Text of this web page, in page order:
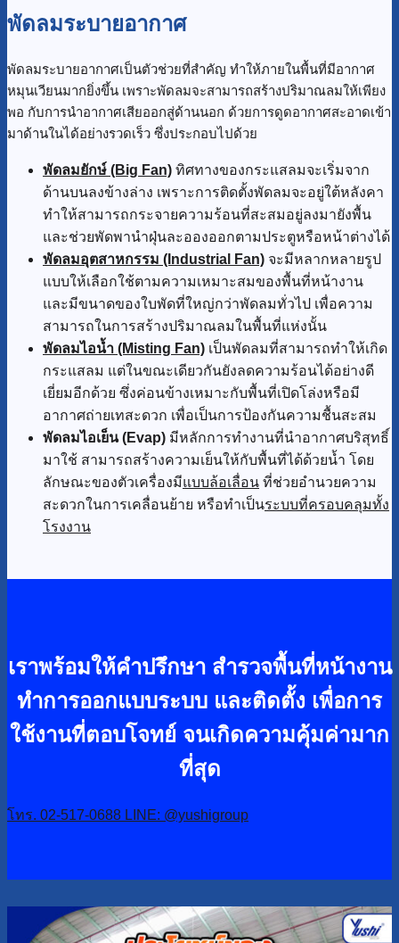
พัดลมระบายอากาศ
พัดลมระบายอากาศเป็นตัวช่วยที่สำคัญ ทำให้ภายในพื้นที่มีอากาศ
หมุนเวียนมากยิ่งขึ้น เพราะพัดลมจะสามารถสร้างปริมาณลมให้เพียง
พอ กับการนำอากาศเสียออกสู่ด้านนอก ด้วยการดูดอากาศสะอาดเข้า
มาด้านในได้อย่างรวดเร็ว ซึ่งประกอบไปด้วย
พัดลมยักษ์ (Big Fan) ทิศทางของกระแสลมจะเริ่มจาก
ด้านบนลงข้างล่าง เพราะการติดตั้งพัดลมจะอยู่ใต้หลังคา
ทำให้สามารถกระจายความร้อนที่สะสมอยู่ลงมายังพื้น
และช่วยพัดพานำฝุ่นละอองออกตามประตูหรือหน้าต่างได้
พัดลมอุตสาหกรรม (Industrial Fan) จะมีหลากหลายรูป
แบบให้เลือกใช้ตามความเหมาะสมของพื้นที่หน้างาน
และมีขนาดของใบพัดที่ใหญ่กว่าพัดลมทั่วไป เพื่อความ
สามารถในการสร้างปริมาณลมในพื้นที่แห่งนั้น
พัดลมไอน้ำ (Misting Fan) เป็นพัดลมที่สามารถทำให้เกิด
กระแสลม แต่ในขณะเดียวกันยังลดความร้อนได้อย่างดี
เยี่ยมอีกด้วย ซึ่งค่อนข้างเหมาะกับพื้นที่เปิดโล่งหรือมี
อากาศถ่ายเทสะดวก เพื่อเป็นการป้องกันความชื้นสะสม
พัดลมไอเย็น (Evap) มีหลักการทำงานที่นำอากาศบริสุทธิ์
มาใช้ สามารถสร้างความเย็นให้กับพื้นที่ได้ด้วยน้ำ โดย
ลักษณะของตัวเครื่องมีแบบล้อเลื่อน ที่ช่วยอำนวยความ
สะดวกในการเคลื่อนย้าย หรือทำเป็นระบบที่ครอบคลุมทั้ง
โรงงาน
เราพร้อมให้คำปรึกษา สำรวจพื้นที่หน้างาน
ทำการออกแบบระบบ และติดตั้ง เพื่อการ
ใช้งานที่ตอบโจทย์ จนเกิดความคุ้มค่ามาก
ที่สุด
โทร. 02-517-0688 LINE: @yushigroup